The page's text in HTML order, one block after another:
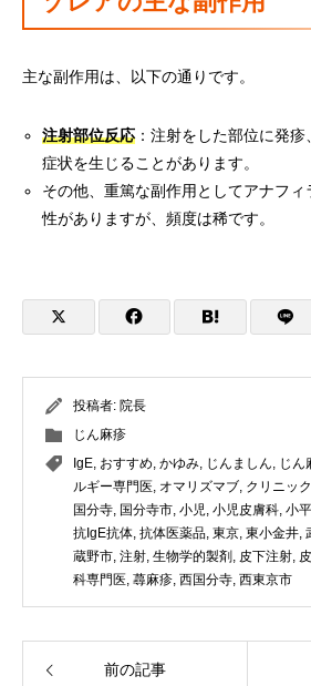
主な副作用は、以下の通りです。
注射部位反応 ：注射をした部位に発
症状を生じることがあります。
その他、重篤な副作用としてアナフ
性がありますが、頻度は稀です。
投稿者: 院長
じん麻疹
IgE, おすすめ, かゆみ, じんましん, じん
ルギー専門医, オマリズマブ, クリニック
国分寺, 国分寺市, 小児, 小児皮膚科, 小
抗IgE抗体, 抗体医薬品, 東京, 東小金井,
蔵野市, 注射, 生物学的製剤 , 皮下注射,
科専門医, 蕁麻疹, 西国分寺, 西東京市
前の記事